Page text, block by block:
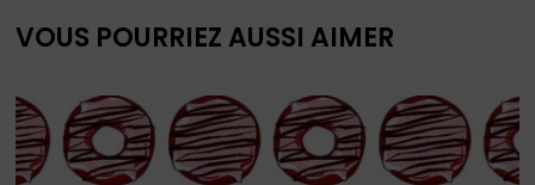
VOUS POURRIEZ AUSSI AIMER